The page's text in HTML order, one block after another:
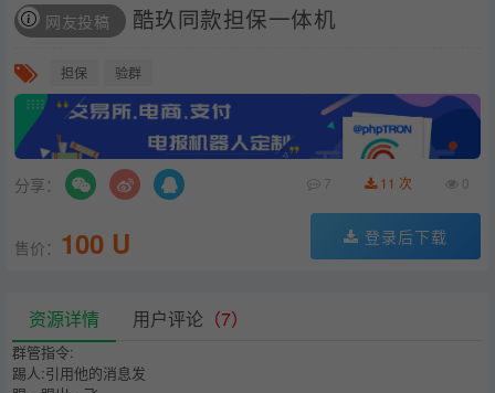
网友投稿 酷玖同款担保一体机
担保 验群
分享： 0
11 次
7
售价： 100 U 登录后下载
资源详情 用户评论 （7）
群管指令:
踢人:引用他的消息发